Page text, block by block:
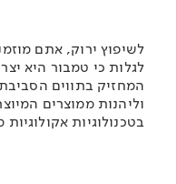
לשיפוץ ירוק, אתם
לגלות כי טמבור היא
המחזיק בתווים
וליהנות ממוצרים
בטכנולוגיות